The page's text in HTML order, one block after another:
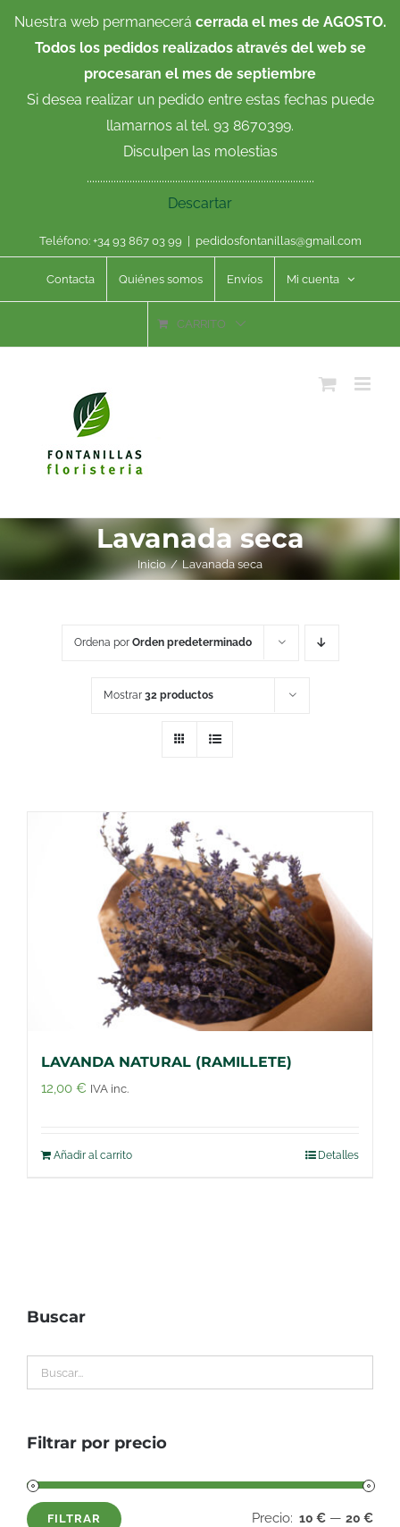
Nuestra web permanecerá cerrada el mes de AGOSTO.
Todos los pedidos realizados através del web se
procesaran el mes de septiembre
Si desea realizar un pedido entre estas fechas puede
llamarnos al tel. 93 8670399.
Disculpen las molestias
.....................................................................................
Descartar
Teléfono: +34 93 867 03 99 pedidosfontanillas@gmail.com
Contacta Quiénes somos Envíos Mi cuenta
CARRITO
Lavanada seca
Inicio Lavanada seca
Ordena por Orden predeterminado
Mostrar 32 productos
LAVANDA NATURAL (RAMILLETE)
12,00 € IVA inc.
Añadir al carrito Detalles
Buscar
Filtrar por precio
FILTRAR Precio: 10 € — 20 €